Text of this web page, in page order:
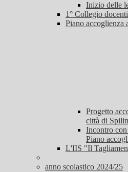
Inizio delle
1° Collegio
Piano accoglienza
Progetto
città di
Incontro
Piano
L'IIS "Il
anno scolastico 2024/25